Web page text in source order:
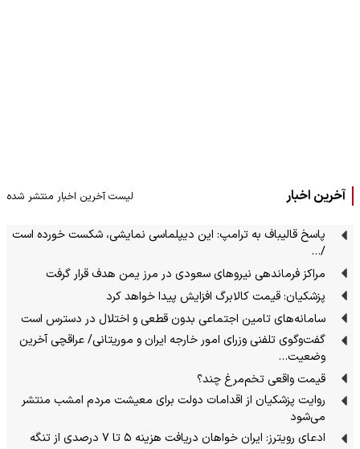
آخرین اخبار لیست آخرین اخبار منتشر شده
پاسخ قالیباف به ترامپ: این دیپلماسی نمایشی، شکست خورده است
/…
مراکز فرماندهی نیروهای سعودی در مرز یمن هدف قرار گرفت
پزشکیان: قیمت کالابرگ افزایش پیدا خواهد کرد
سامانه‌های تامین اجتماعی بدون قطعی و اختلال در دسترس است
گفت‌وگوی تلفنی وزرای امور خارجه ایران و موریتانی/ عراقچی آخرین
وضعیت…
قیمت واقعی تخم‌مرغ چند؟
روایت پزشکیان از اقدامات دولت برای معیشت مردم امشب منتشر
می‌شود
ادعای رویترز: ایران خواهان دریافت هزینه ۵ تا ۷ درصدی از تنگه